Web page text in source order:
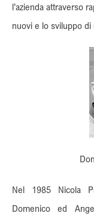
l'azienda attraverso
nuovi e lo sviluppo di
Nel 1985 Nicola
Domenico ed